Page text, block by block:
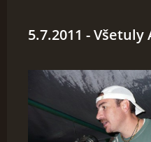
5.7.2011 - Všetuly